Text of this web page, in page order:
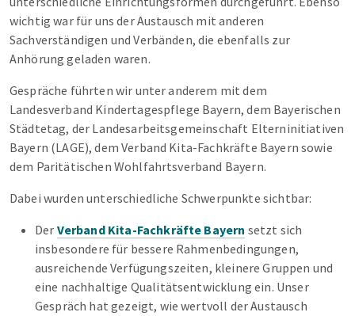
wichtig war für uns der Austausch mit anderen
Sachverständigen und Verbänden, die ebenfalls zur
Anhörung geladen waren.
Gespräche führten wir unter anderem mit dem
Landesverband Kindertagespflege Bayern, dem Bayerischen
Städtetag, der Landesarbeitsgemeinschaft Elterninitiativen
Bayern (LAGE), dem Verband Kita-Fachkräfte Bayern sowie
dem Paritätischen Wohlfahrtsverband Bayern.
Dabei wurden unterschiedliche Schwerpunkte sichtbar:
Der Verband Kita-Fachkräfte Bayern setzt sich
insbesondere für bessere Rahmenbedingungen,
ausreichende Verfügungszeiten, kleinere Gruppen und
eine nachhaltige Qualitätsentwicklung ein. Unser
Gespräch hat gezeigt, wie wertvoll der Austausch